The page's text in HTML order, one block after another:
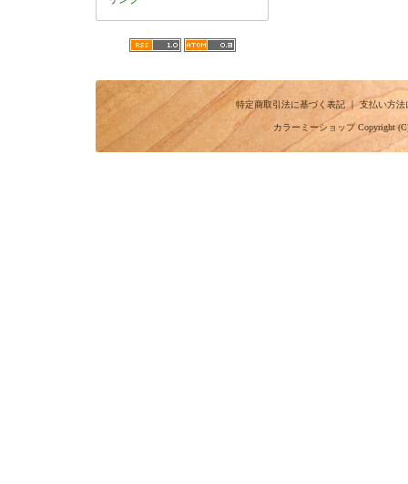
特定商取引法に基づく表記｜支払い方法
カラーミーショップCopyright